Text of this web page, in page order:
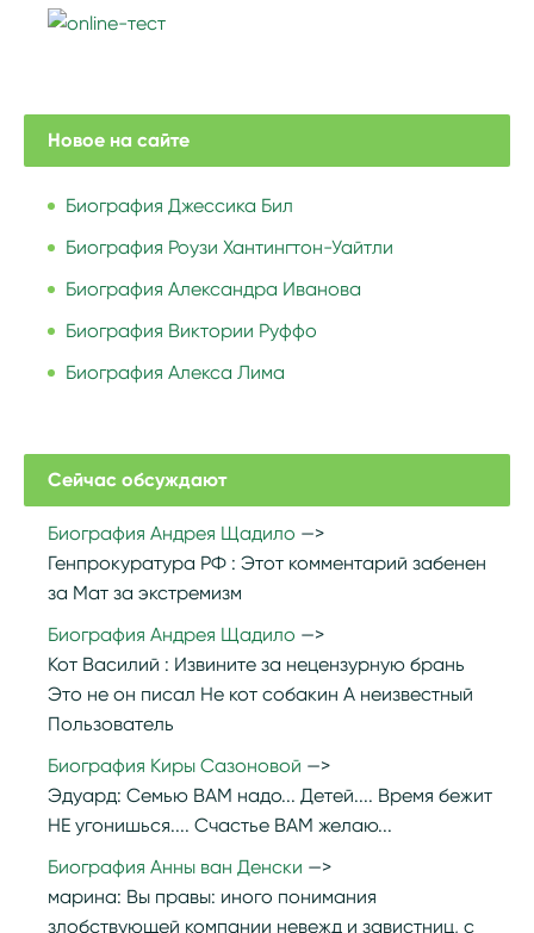
Новое на сайте
Биография Джессика Бил
Биография Роузи Хантингтон-Уайтли
Биография Александра Иванова
Биография Виктории Руффо
Биография Алекса Лима
Сейчас обсуждают
Биография Андрея Щадило
Генпрокуратура РФ : Этот комментарий забенен
за Мат за экстремизм
Биография Андрея Щадило
Кот Василий : Извините за нецензурную брань
Это не он писал Не кот собакин А неизвестный
Пользователь
Биография Киры Сазоновой
Эдуард: Семью ВАМ надо... Детей.... Время бежит
НЕ угонишься.... Счастье ВАМ желаю...
Биография Анны ван Денски
марина: Вы правы: иного понимания
злобствующей компании невежд и завистниц, с